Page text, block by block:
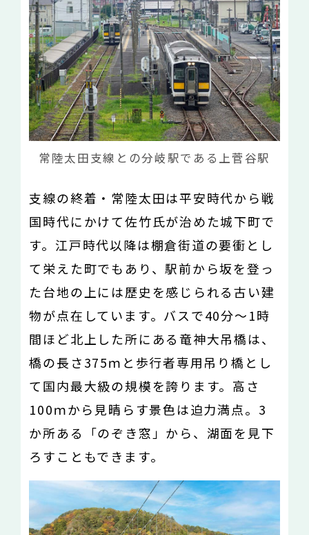
常陸太田支線との分岐駅である上菅谷駅
支線の終着・常陸太田は平安時代から戦
国時代にかけて佐竹氏が治めた城下町で
す。江戸時代以降は棚倉街道の要衝とし
て栄えた町でもあり、駅前から坂を登っ
た台地の上には歴史を感じられる古い建
物が点在しています。バスで40分～1時
間ほど北上した所にある竜神大吊橋は、
橋の長さ375ｍと歩行者専用吊り橋とし
て国内最大級の規模を誇ります。高さ
100ｍから見晴らす景色は迫力満点。3
か所ある「のぞき窓」から、湖面を見下
ろすこともできます。